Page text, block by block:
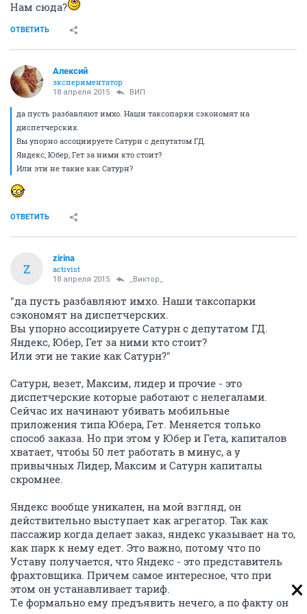
Нам сюда?
ОТВЕТИТЬ
Алексий
экспериментатор
18 апреля 2015 ВИП
да пусть разбавляют имхо. Наши таксопарки сэкономят на
диспетчерских.
Вы упорно ассоциируете Сатурн с депутатом ГД.
Яндекс, Юбер, Гет за ними кто стоит?
Или эти не такие как Сатурн?
ОТВЕТИТЬ
Z
zirina
activist
18 апреля 2015 _Виктор_
"да пусть разбавляют имхо. Наши таксопарки
сэкономят на диспетчерских.
Вы упорно ассоциируете Сатурн с депутатом ГД.
Яндекс, Юбер, Гет за ними кто стоит?
Или эти не такие как Сатурн?"
Сатурн, везет, Максим, лидер и прочие - это
диспетчерские которые работают с нелегалами.
Сейчас их начинают убивать мобильные
приложения типа Юбера, Гет. Меняется только
способ заказа. Но при этом у Юбер и Гета, капиталов
хватает, чтобы 50 лет работать в минус, а у
привычных Лидер, Максим и Сатурн капиталы
скромнее.
Яндекс вообще уникален, на мой взгляд, он
действительно выступает как агрегатор. Так как
пассажир когда делает заказ, яндекс указывает на то,
как парк к нему едет. Это важно, потому что по
Уставу получается, что Яндекс - это представитель
фрахтовщика. Причем самое интересное, что при
этом он устанавливает тариф.
Т.е формально ему предъявить нечего, а по факту он